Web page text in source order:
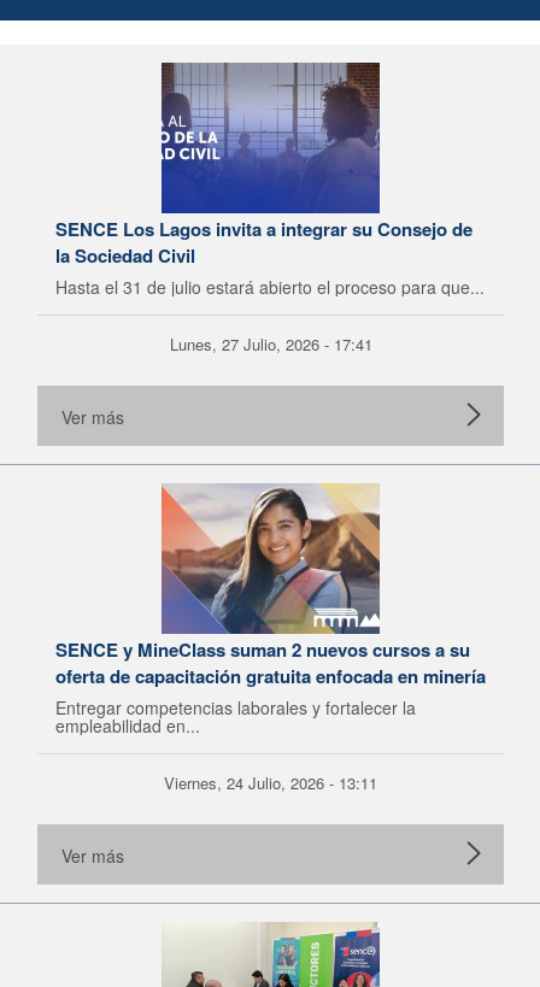
SENCE Los Lagos invita a integrar su Consejo de
la Sociedad Civil
Hasta el 31 de julio estará abierto el proceso para que...
Lunes, 27 Julio, 2026 - 17:41
Ver más
SENCE y MineClass suman 2 nuevos cursos a su
oferta de capacitación gratuita enfocada en minería
Entregar competencias laborales y fortalecer la
empleabilidad en...
Viernes, 24 Julio, 2026 - 13:11
Ver más